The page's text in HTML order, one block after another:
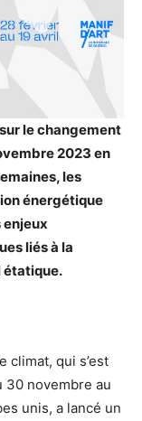
le changement
2023 en
les
énergétique
liés à la
étatique.
climat, qui s’est
30 novembre au
unis, a lancé un